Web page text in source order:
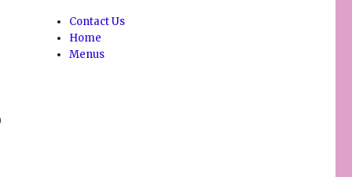
Contact Us
Home
Menus